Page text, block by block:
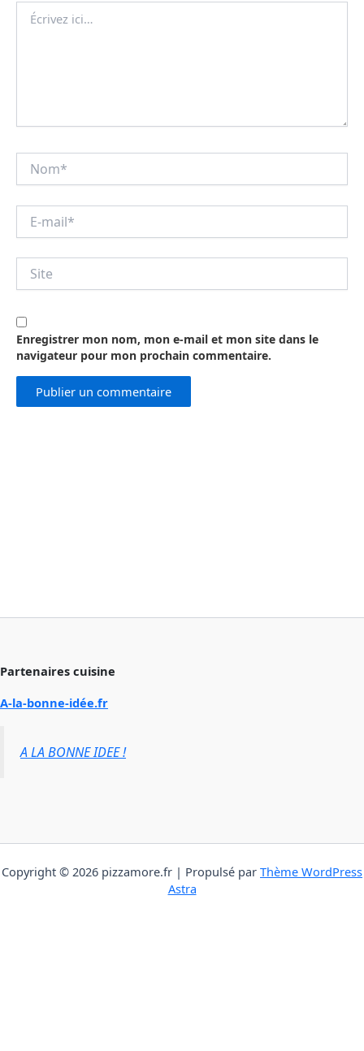
Écrivez
ici…
mail*
Enregistrer mon nom, mon e-mail et mon site dans le
navigateur pour mon prochain commentaire.
Partenaires cuisine
A-la-bonne-idée.fr
A LA BONNE IDEE !
Copyright © 2026 pizzamore.fr | Propulsé par Thème WordPress
Astra